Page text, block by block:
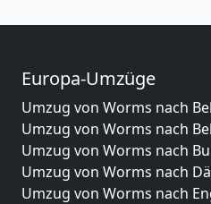
Europa-Umzüge
Umzug von Worms nach
Umzug von Worms nach
Umzug von Worms nach
Umzug von Worms nach
Umzug von Worms nach